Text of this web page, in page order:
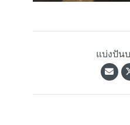
แบ่งปัน